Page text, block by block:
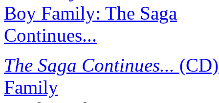
The Saga Continues... (CD)
Family